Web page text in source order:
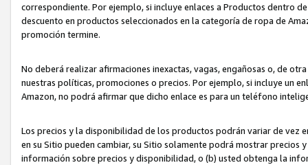
correspondiente. Por ejemplo, si incluye enlaces a Productos dentro
descuento en productos seleccionados en la categoría de ropa de
promoción termine.
No deberá realizar afirmaciones inexactas, vagas, engañosas o, de
nuestras políticas, promociones o precios. Por ejemplo, si incluye un
Amazon, no podrá afirmar que dicho enlace es para un teléfono
Los precios y la disponibilidad de los productos podrán variar de vez
en su Sitio pueden cambiar, su Sitio solamente podrá mostrar
información sobre precios y disponibilidad, o (b) usted obtenga la